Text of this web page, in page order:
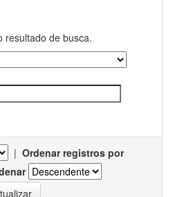
resultado de busca.
| Ordenar registros por